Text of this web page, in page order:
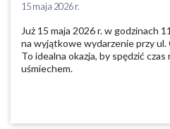
15 maja 2026 r.
Już 15 maja 2026 r. w godzinach
na wyjątkowe wydarzenie przy ul.
To idealna okazja, by spędzić
uśmiechem.